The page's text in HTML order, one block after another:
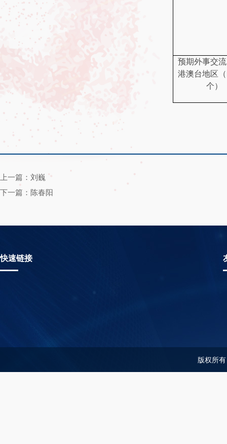
预期外事交
港澳台地区
个）
上一篇：刘巍
下一篇：陈春阳
快速链接
版权所